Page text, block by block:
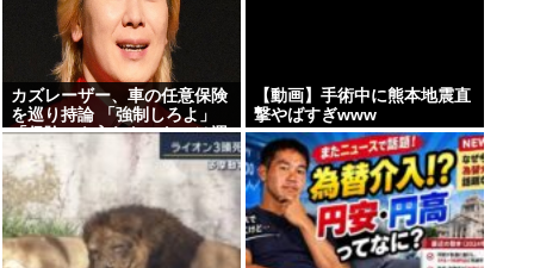
カズレーザー、車の任意保険
を巡り持論 「強制しろよ」
「保険にも入れないヤツは運
転すんなよ」「なんで法律を
改正しないの？」
【動画】手術中に熊本地震直
撃やばすぎwww